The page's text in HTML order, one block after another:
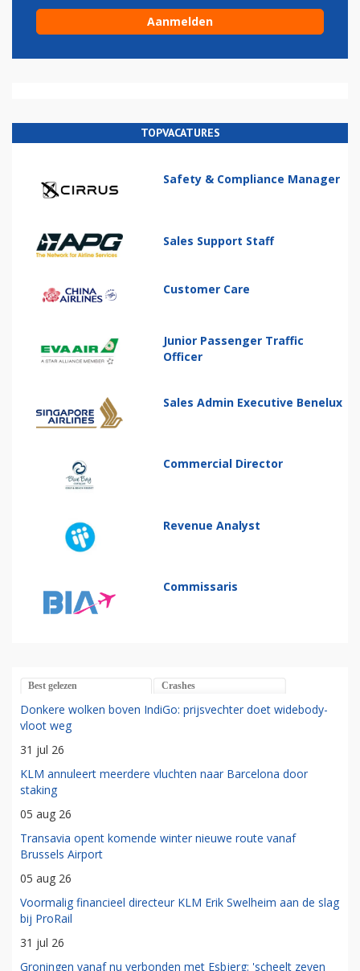
TOPVACATURES
Safety & Compliance Manager
Sales Support Staff
Customer Care
Junior Passenger Traffic
Officer
Sales Admin Executive Benelux
Commercial Director
Revenue Analyst
Commissaris
Best gelezen Crashes
Donkere wolken boven IndiGo: prijsvechter doet widebody-
vloot weg
31 jul 26
KLM annuleert meerdere vluchten naar Barcelona door
staking
05 aug 26
Transavia opent komende winter nieuwe route vanaf
Brussels Airport
05 aug 26
Voormalig financieel directeur KLM Erik Swelheim aan de slag
bij ProRail
31 jul 26
Groningen vanaf nu verbonden met Esbjerg: 'scheelt zeven